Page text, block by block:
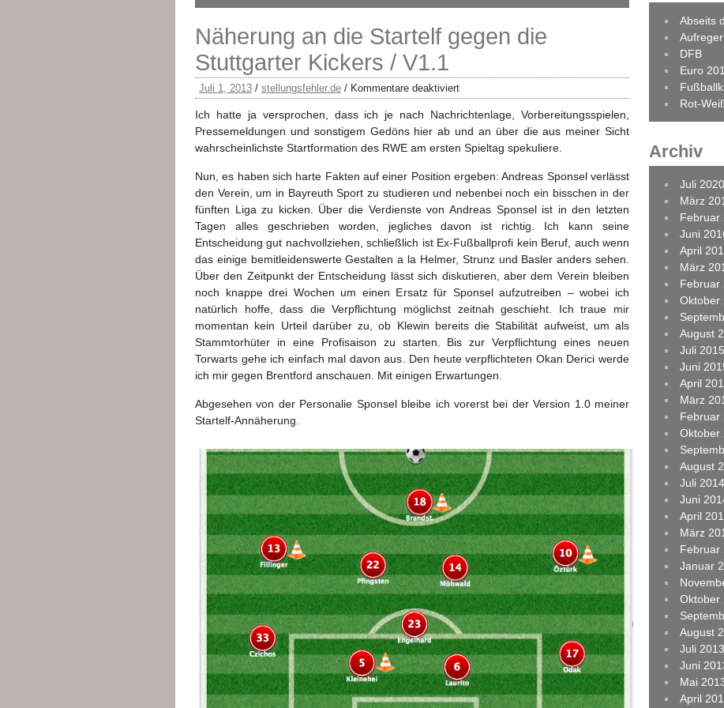
Näherung an die Startelf gegen die
Stuttgarter Kickers / V1.1
Juli 1, 2013 / stellungsfehler.de / Kommentare deaktiviert
Ich hatte ja versprochen, dass ich je nach Nachrichtenlage, Vorbereitungsspielen,
Pressemeldungen und sonstigem Gedöns hier ab und an über die aus meiner Sicht
wahrscheinlichste Startformation des RWE am ersten Spieltag spekuliere.
Nun, es haben sich harte Fakten auf einer Position ergeben: Andreas Sponsel verlässt
den Verein, um in Bayreuth Sport zu studieren und nebenbei noch ein bisschen in der
fünften Liga zu kicken. Über die Verdienste von Andreas Sponsel ist in den letzten
Tagen alles geschrieben worden, jegliches davon ist richtig. Ich kann seine
Entscheidung gut nachvollziehen, schließlich ist Ex-Fußballprofi kein Beruf, auch wenn
das einige bemitleidenswerte Gestalten a la Helmer, Strunz und Basler anders sehen.
Über den Zeitpunkt der Entscheidung lässt sich diskutieren, aber dem Verein bleiben
noch knappe drei Wochen um einen Ersatz für Sponsel aufzutreiben – wobei ich
natürlich hoffe, dass die Verpflichtung möglichst zeitnah geschieht. Ich traue mir
momentan kein Urteil darüber zu, ob Klewin bereits die Stabilität aufweist, um als
Stammtorhüter in eine Profisaison zu starten. Bis zur Verpflichtung eines neuen
Torwarts gehe ich einfach mal davon aus. Den heute verpflichteten Okan Derici werde
ich mir gegen Brentford anschauen. Mit einigen Erwartungen.
Abgesehen von der Personalie Sponsel bleibe ich vorerst bei der Version 1.0 meiner
Startelf-Annäherung.
Abseits
DFB
Euro
Rot-
Archiv
Juli 2020
März
Februar
Juni
April
März
Februar
Oktober
August
Juli 2015
Juni
April
März
Februar
Oktober
August
Juli 2014
Juni
April
März
Februar
Januar
Oktober
August
Juli 2013
Juni
Mai
April